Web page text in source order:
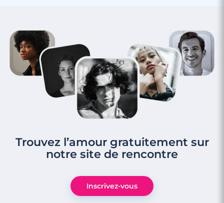
3 minutes
Trouvez l’amour gratuitement sur
notre site de rencontre
Inscrivez-vous